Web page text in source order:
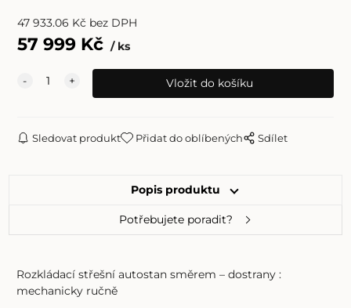
47 933.06 Kč bez DPH
57 999Kč ks
Sledovat produkt Přidat do oblíbených Sdílet
Popis produktu
Potřebujete poradit?
Rozkládací střešní autostan směrem – dostrany :
mechanicky ručně